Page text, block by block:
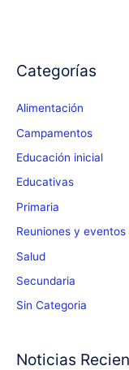
Categorías
Alimentación
Campamentos
Educación inicial
Educativas
Primaria
Reuniones y eventos
Salud
Secundaria
Sin Categoria
Noticias